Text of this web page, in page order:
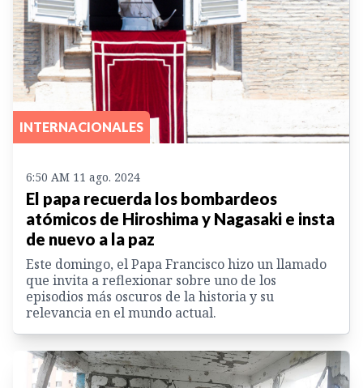
INTERNACIONALES
6:50 AM 11 ago. 2024
El papa recuerda los bombardeos
atómicos de Hiroshima y Nagasaki e insta
de nuevo a la paz
Este domingo, el Papa Francisco hizo un llamado
que invita a reflexionar sobre uno de los
episodios más oscuros de la historia y su
relevancia en el mundo actual.